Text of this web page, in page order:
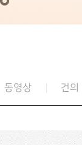
동영상 건의